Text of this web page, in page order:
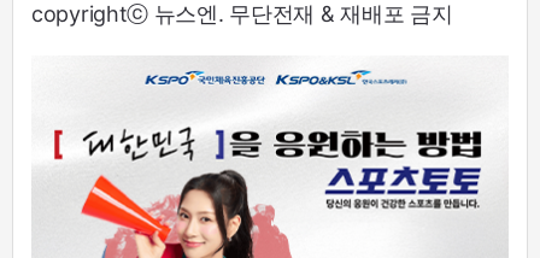
copyrightⓒ 뉴스엔. 무단전재 & 재배포 금지